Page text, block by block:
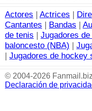
Actores | Actrices |
Cantantes | Bandas |
de tenis | Jugadores
baloncesto (NBA) |
| Jugadores de hockey
© 2004-2026
Declaración de